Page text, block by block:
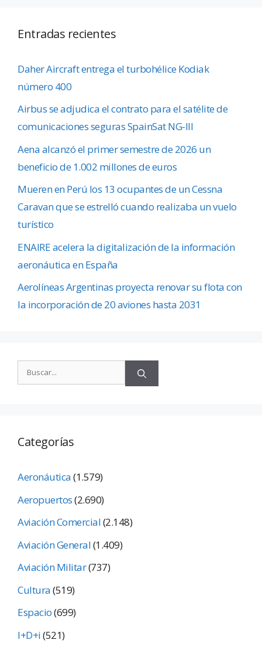
Entradas recientes
Daher Aircraft entrega el turbohélice Kodiak
número 400
Airbus se adjudica el contrato para el satélite de
comunicaciones seguras SpainSat NG-III
Aena alcanzó el primer semestre de 2026 un
beneficio de 1.002 millones de euros
Mueren en Perú los 13 ocupantes de un Cessna
Caravan que se estrelló cuando realizaba un vuelo
turístico
ENAIRE acelera la digitalización de la información
aeronáutica en España
Aerolíneas Argentinas proyecta renovar su flota con
la incorporación de 20 aviones hasta 2031
Categorías
Aeronáutica(1.579)
Aeropuertos(2.690)
Aviación Comercial(2.148)
Aviación General(1.409)
Aviación Militar(737)
Cultura(519)
Espacio(699)
I+D+i(521)